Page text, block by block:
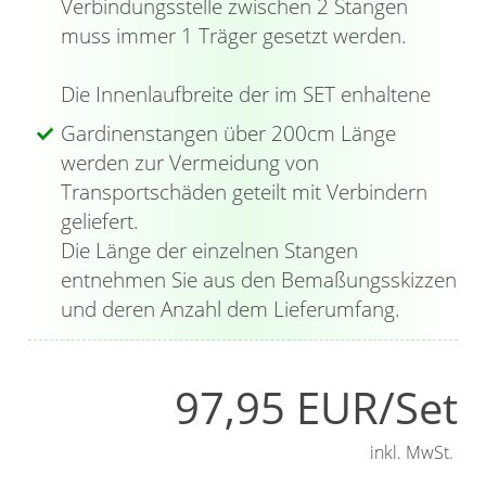
Position setzen. Fädeln Sie auf die klassische
Gardinenstange die Gardinenringe mit
Gleiteinlage und Haken auf; anschließend wird
Gardinenband oder Kräuselband an den
Faltenhaken befestigt. Die integrierte
Gleiteinlage erleichtert die Bedienung und
sorgt zudem für ein nahezu geräuschloses
Verschieben der Ringe auf der Stange. Hier
sind die Endstücke geometrisch und geradlinig,
erinnern an einen Kegelstumpf. Zudem sind
sie mit rundherum laufenden Einkerbungen
nebeneinander befinden. Mit dem
beiliegenden Innensechskantschlüssel werden
sie fixiert; die Kappen dagegen einfach auf die
muss immer 1 Träger gesetzt werden.
Die Innenlaufbreite der im SET enhaltene
Gardinenstangen über 200cm Länge
werden zur Vermeidung von
Transportschäden geteilt mit Verbindern
geliefert.
Die Länge der einzelnen Stangen
entnehmen Sie aus den Bemaßungsskizzen
und deren Anzahl dem Lieferumfang.
97,95 EUR/Set
inkl. MwSt.